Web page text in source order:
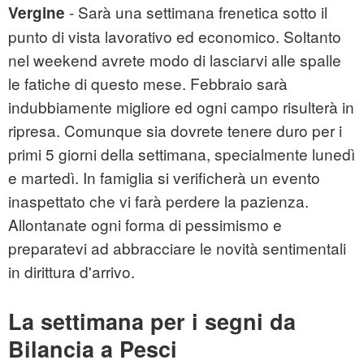
Vergine - Sarà una settimana frenetica sotto il
punto di vista lavorativo ed economico. Soltanto
nel weekend avrete modo di lasciarvi alle spalle
le fatiche di questo mese. Febbraio sarà
indubbiamente migliore ed ogni campo risulterà in
ripresa. Comunque sia dovrete tenere duro per i
primi 5 giorni della settimana, specialmente lunedì
e martedì. In famiglia si verificherà un evento
inaspettato che vi farà perdere la pazienza.
Allontanate ogni forma di pessimismo e
preparatevi ad abbracciare le novità sentimentali
in dirittura d'arrivo.
La settimana per i segni da
Bilancia a Pesci